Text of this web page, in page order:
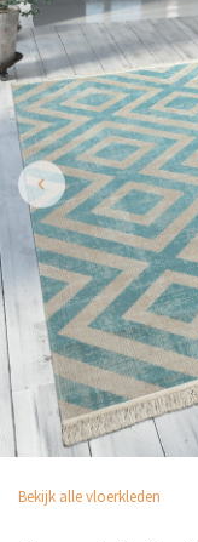
Bekijk alle vloerkleden